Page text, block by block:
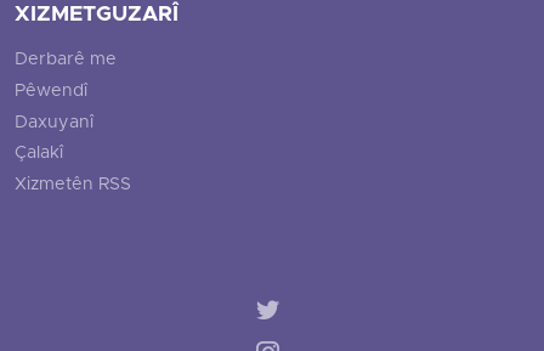
XIZMETGUZARÎ
Derbarê me
Pêwendî
Daxuyanî
Çalakî
Xizmetên RSS